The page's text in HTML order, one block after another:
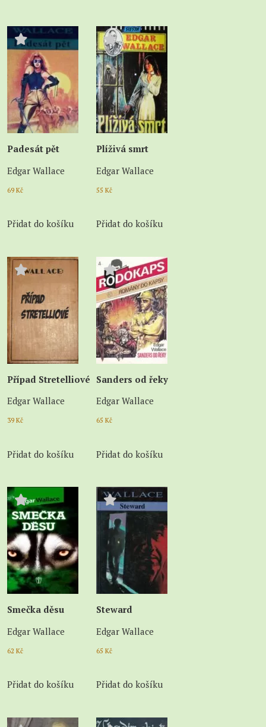
Padesát pět
Edgar Wallace
69 Kč
Přidat do košíku
Plíživá smrt
Edgar Wallace
55 Kč
Přidat do košíku
Případ Stretelliové
Edgar Wallace
39 Kč
Přidat do košíku
Sanders od řeky
Edgar Wallace
65 Kč
Přidat do košíku
Smečka děsu
Edgar Wallace
62 Kč
Přidat do košíku
Steward
Edgar Wallace
65 Kč
Přidat do košíku